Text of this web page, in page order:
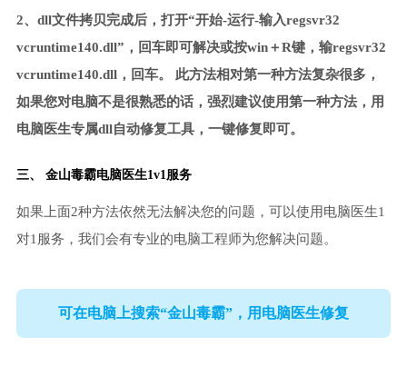
2、dll文件拷贝完成后，打开“开始-运行-输入regsvr32
vcruntime140.dll”，回车即可解决或按win＋R键，输regsvr32
vcruntime140.dll，回车。 此方法相对第一种方法复杂很多，
如果您对电脑不是很熟悉的话，强烈建议使用第一种方法，用
电脑医生专属dll自动修复工具，一键修复即可。
三、 金山毒霸电脑医生1v1服务
如果上面2种方法依然无法解决您的问题，可以使用电脑医生1
对1服务，我们会有专业的电脑工程师为您解决问题。
可在电脑上搜索“金山毒霸”，用电脑医生修复